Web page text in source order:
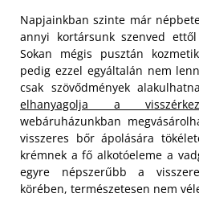
Napjainkban szinte már
annyi kortársunk szenved
Sokan mégis pusztán
pedig ezzel egyáltalán nem
csak szövődmények
elhanyagolja a
webáruházunkban
visszeres bőr ápolására
krémnek a fő alkotóeleme a
egyre népszerűbb a
körében, természetesen nem